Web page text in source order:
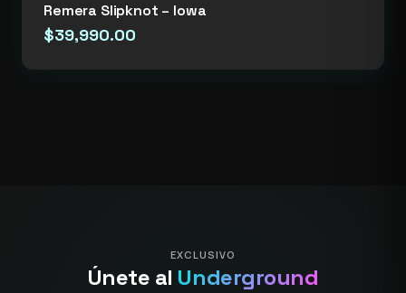
Remera Slipknot – Iowa
$39,990.00
EXCLUSIVO
Únete al Underground